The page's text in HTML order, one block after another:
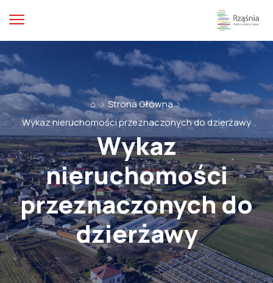
⌂
Strona Główna
Wykaz nieruchomości przeznaczonych do dzierżawy
Wykaz
nieruchomości
przeznaczonych do
dzierżawy